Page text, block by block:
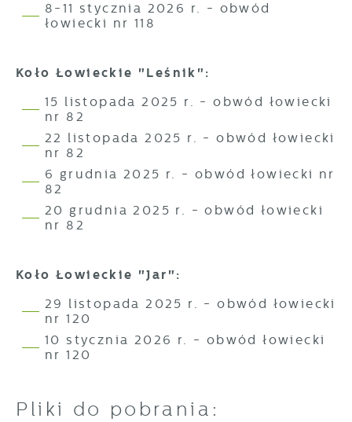
8-11 stycznia 2026 r. - obwód
łowiecki nr 118
Koło Łowieckie "Leśnik":
15 listopada 2025 r. - obwód łowiecki
nr 82
22 listopada 2025 r. - obwód łowiecki
nr 82
6 grudnia 2025 r. - obwód łowiecki nr
82
20 grudnia 2025 r. - obwód łowiecki
nr 82
Koło Łowieckie "Jar":
29 listopada 2025 r. - obwód łowiecki
nr 120
10 stycznia 2026 r. - obwód łowiecki
nr 120
Pliki do pobrania: